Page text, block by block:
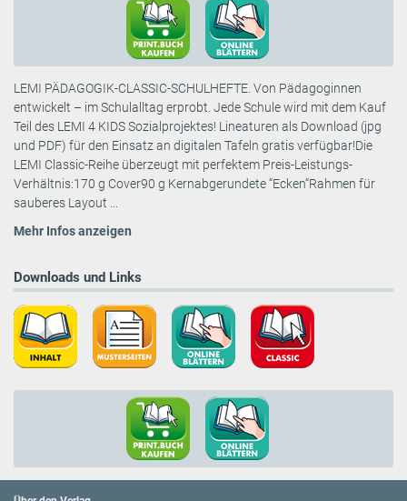
LEMI PÄDAGOGIK-CLASSIC-SCHULHEFTE. Von Pädagoginnen
entwickelt – im Schulalltag erprobt. Jede Schule wird mit dem Kauf
Teil des LEMI 4 KIDS Sozialprojektes! Lineaturen als Download (jpg
und PDF) für den Einsatz an digitalen Tafeln gratis verfügbar!Die
LEMI Classic-Reihe überzeugt mit perfektem Preis-Leistungs-
Verhältnis:170 g Cover90 g Kernabgerundete “Ecken“Rahmen für
sauberes Layout ...
Mehr Infos anzeigen
Downloads und Links